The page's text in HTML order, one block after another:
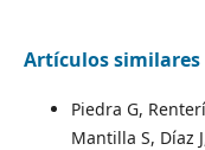
Artículos similares
Piedra G,
Mantilla S, Díaz